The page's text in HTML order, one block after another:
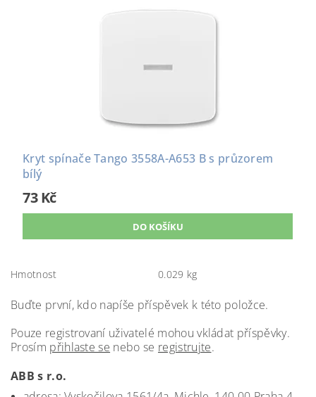
Kryt spínače Tango 3558A-A653 B s průzorem
bílý
73 Kč
Hmotnost 0.029 kg
Buďte první, kdo napíše příspěvek k této položce.
Pouze registrovaní uživatelé mohou vkládat příspěvky.
Prosím přihlaste se nebo se registrujte.
ABB s r.o.